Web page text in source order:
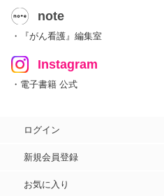
note
・『がん看護』編集室
Instagram
・電子書籍 公式
ログイン
新規会員登録
お気に入り